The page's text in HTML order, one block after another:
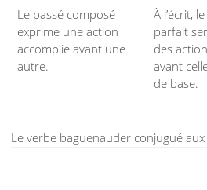
Le passé composé
exprime une action
accomplie avant une
autre.
À l’écrit,
parfait
des
avant
de base.
Le verbe baguenauder conjugué aux